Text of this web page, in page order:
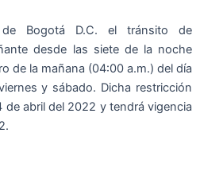
Bogotá D.C. el tránsito de
desde las siete de la noche
de la mañana (04:00 a.m.) del día
y sábado. Dicha restricción
de abril del 2022 y tendrá vigencia